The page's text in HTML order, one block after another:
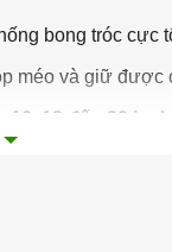
bong tróc cực
méo và giữ được
16, 18 đến 20 inch